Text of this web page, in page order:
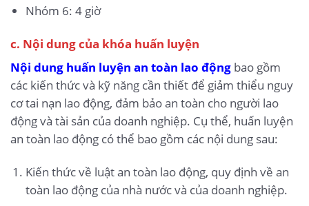
Nhóm 6: 4 giờ
c. Nội dung của khóa huấn luyện
Nội dung huấn luyện an toàn lao động bao gồm
các kiến thức và kỹ năng cần thiết để giảm thiểu nguy
cơ tai nạn lao động, đảm bảo an toàn cho người lao
động và tài sản của doanh nghiệp. Cụ thể, huấn luyện
an toàn lao động có thể bao gồm các nội dung sau:
Kiến thức về luật an toàn lao động, quy định về an
toàn lao động của nhà nước và của doanh nghiệp.